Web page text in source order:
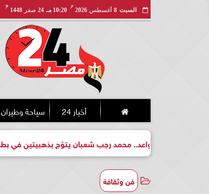
السبت 8 أغسطس 2026
مـ
10:20 مـ 24 صفر 1448
هـ
أخبار 24 سياحة وطيران
واعد.. محمد رجب شعبان يتوّج بذهبيتين في بطولة
فن وثقافة